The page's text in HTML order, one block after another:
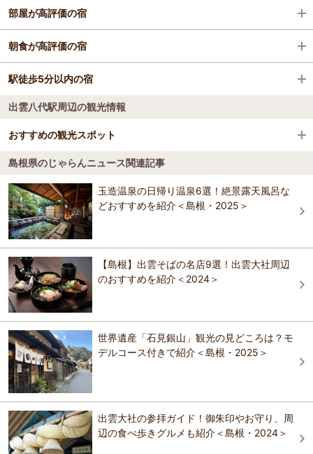
荒島駅
揖屋駅
出雲大東駅
出雲三成駅
日本庭園 由志園
松江フォーゲルパーク
ぐるっと松江 堀川めぐり
出雲日御碕灯台
美保神社
隠岐島
部屋が高評価の宿
なにわ一水
ドーミーイン ＥＸＰＲＥＳＳ松江
松江しんじ湖温泉 大橋館
出雲・玉造温泉 白石家
玉造温泉 松乃湯
ホテルひさご家
星野リゾート 界玉造
松江エクセルホテル東急
佳翠苑 皆美
朝食が高評価の宿
なにわ一水
ドーミーイン ＥＸＰＲＥＳＳ松江
しんじ湖畔の美景と展望温泉 ホテル一畑
松江アーバンホテル
玉造温泉 ＲＹＯＫＡＮ ＯＱＯＱ（旧：玉井別
館）
松江しんじ湖温泉 大橋館
玉造温泉 源泉かけ流しの宿 湯陣 千代の湯
出雲・玉造温泉 白石家
玉造温泉 松乃湯
ホテルひさご家
駅徒歩5分以内の宿
松江ユニバーサルホテル
ドーミーイン ＥＸＰＲＥＳＳ松江
しんじ湖畔の美景と展望温泉 ホテル一畑
松江アーバンホテル
グリーンリッチホテル松江駅前（人工温泉 二股湯の
華）
ホテルひさご家
松江プラザホテル本館
東横ＩＮＮ 松江駅前
出雲八代駅周辺の観光情報
おすすめの観光スポット
安来市立歴史資料館
3.3
戦国時代から近世初頭にかけて出雲国の政治･文化の中心であった月山
富田城跡に隣接して立っています。 安来市の古代から近世にかけての
歴史を、｢いにしえの安来｣｢富田城と乱世｣｢新しい社会へ｣の大きく3つ
に分けて、分かりやすく展示しています。 また、富田城の城主だった
尼子･毛利･堀尾3氏の遺物や、1666年の富田川の氾濫で水没した富田城
下町の遺構･富田川河床遺跡からの出土品など、安来市の歴史や文化を
総合的に紹介しています。
島根県のじゃらんニュース関連記事
玉造温泉の日帰り温泉6選！絶景露天風呂な
どおすすめを紹介＜島根・2025＞
【島根】出雲そばの名店9選！出雲大社周辺
のおすすめを紹介＜2024＞
世界遺産「石見銀山」観光の見どころは？モ
デルコース付きで紹介＜島根・2025＞
出雲大社の参拝ガイド！御朱印やお守り、周
辺の食べ歩きグルメも紹介＜島根・2024＞